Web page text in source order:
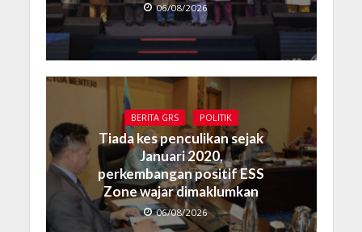
06/08/2026
BERITA GRS POLITIK
Tiada kes penculikan sejak
Januari 2020,
perkembangan positif ESS
Zone wajar dimaklumkan
06/08/2026